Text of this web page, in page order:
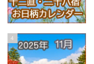
4